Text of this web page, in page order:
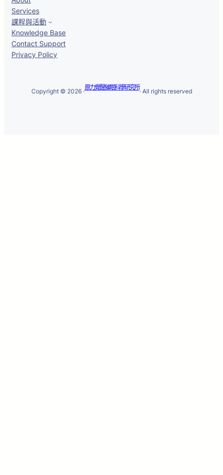
Services
課程與活動
Knowledge Base
Contact Support
Privacy Policy
Copyright © 2026 ·
原力覺醒催眠科學研究所
· All rights reserved